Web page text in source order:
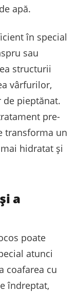
apă.
în special
sau
structurii
vârfurilor,
de pieptănat.
pre-
transforma un
hidratat și
a
poate
atunci
coafarea cu
îndreptat,